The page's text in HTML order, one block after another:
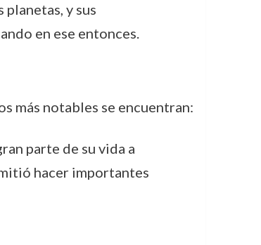
y sus
en ese entonces.
más notables se encuentran:
parte de su vida a
hacer importantes